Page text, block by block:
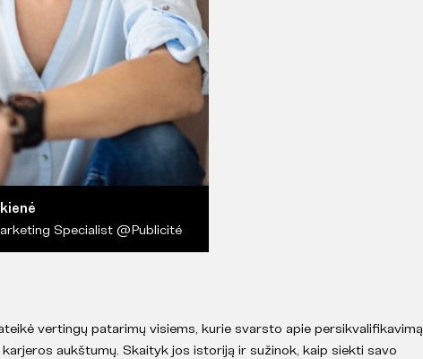
Specialist @Publicité
vertingų patarimų visiems, kurie svarsto apie persikvalifikavimą
karjeros aukštumų. Skaityk jos istoriją ir sužinok, kaip siekti savo